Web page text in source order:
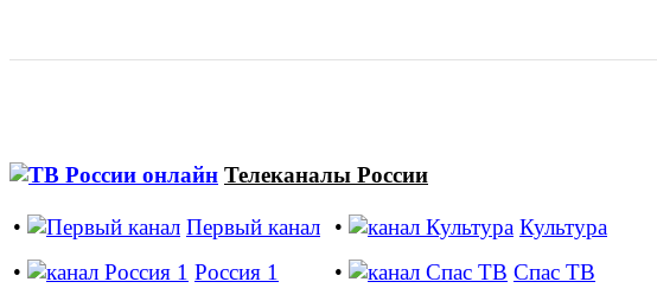
Телеканалы России
•
Первый канал
•
Россия 1
•
Культура
•
Спас ТВ